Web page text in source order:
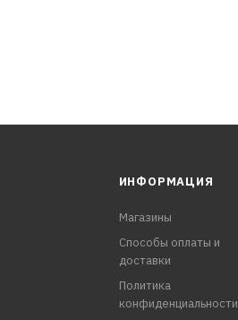
ИНФОРМАЦИЯ
Магазины
Способы оплаты и
доставки
Политика
конфиденциальности